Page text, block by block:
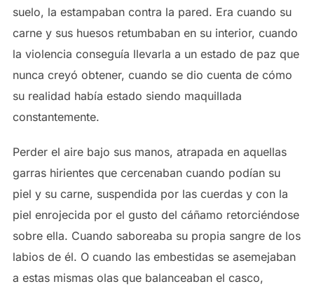
suelo, la estampaban contra la pared. Era cuando su
carne y sus huesos retumbaban en su interior, cuando
la violencia conseguía llevarla a un estado de paz que
nunca creyó obtener, cuando se dio cuenta de cómo
su realidad había estado siendo maquillada
constantemente.
Perder el aire bajo sus manos, atrapada en aquellas
garras hirientes que cercenaban cuando podían su
piel y su carne, suspendida por las cuerdas y con la
piel enrojecida por el gusto del cáñamo retorciéndose
sobre ella. Cuando saboreaba su propia sangre de los
labios de él. O cuando las embestidas se asemejaban
a estas mismas olas que balanceaban el casco,